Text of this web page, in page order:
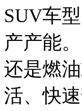
SUV车
产产能
还是燃
活、快